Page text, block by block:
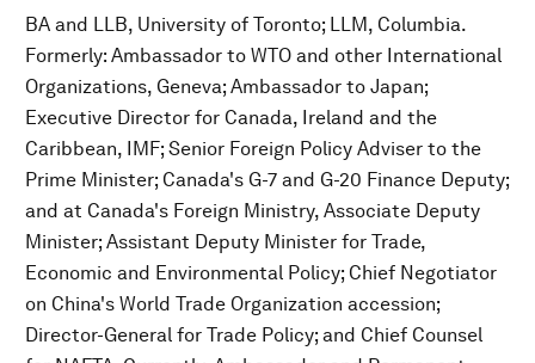
BA and LLB, University of Toronto; LLM, Columbia.
Formerly: Ambassador to WTO and other International
Organizations, Geneva; Ambassador to Japan;
Executive Director for Canada, Ireland and the
Caribbean, IMF; Senior Foreign Policy Adviser to the
Prime Minister; Canada's G-7 and G-20 Finance Deputy;
and at Canada's Foreign Ministry, Associate Deputy
Minister; Assistant Deputy Minister for Trade,
Economic and Environmental Policy; Chief Negotiator
on China's World Trade Organization accession;
Director-General for Trade Policy; and Chief Counsel